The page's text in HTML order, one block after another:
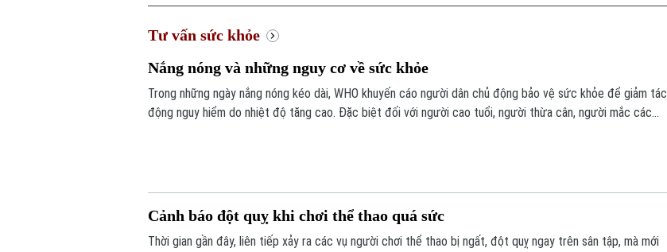
Tư vấn sức khỏe
Nắng nóng và những nguy cơ về sức khỏe
Trong những ngày nắng nóng kéo dài, WHO khuyến cáo người dân chủ động bảo vệ sức khỏe để giảm tác
động nguy hiểm do nhiệt độ tăng cao. Đặc biệt đối với người cao tuổi, người thừa cân, người mắc các
Cảnh báo đột quỵ khi chơi thể thao quá sức
Thời gian gần đây, liên tiếp xảy ra các vụ người chơi thể thao bị ngất, đột quỵ ngay trên sân tập, mà mới